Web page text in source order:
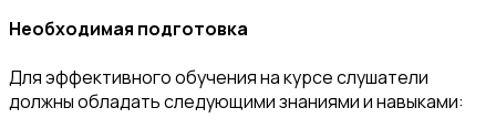
Необходимая подготовка
Для эффективного обучения на курсе слушатели
должны обладать следующими знаниями и навыками: